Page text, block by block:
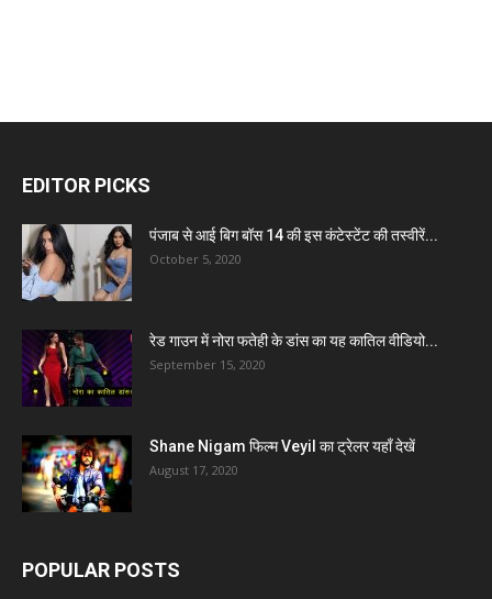
EDITOR PICKS
पंजाब से आई बिग बॉस 14 की इस कंटेस्टेंट की तस्वीरें...
October 5, 2020
रेड गाउन में नोरा फतेही के डांस का यह कातिल वीडियो...
September 15, 2020
Shane Nigam फिल्म Veyil का ट्रेलर यहाँ देखें
August 17, 2020
POPULAR POSTS